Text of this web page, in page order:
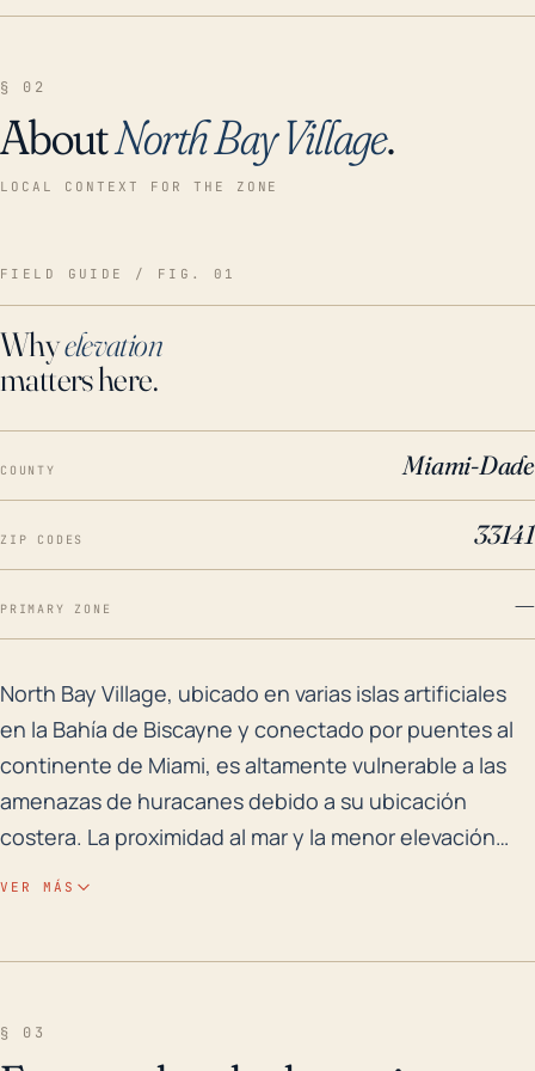
§ 02
AboutNorth Bay Village.
LOCAL CONTEXT FOR THE ZONE
FIELD GUIDE / FIG. 01
Whyelevation
matters here.
COUNTY Miami-Dade
ZIP CODES 33141
PRIMARY ZONE —
North Bay Village, ubicado en varias islas artificiales
North Bay Village, ubicado en varias islas artificiales
en la Bahía de Biscayne y conectado por puentes al
continente de Miami, es altamente vulnerable a las
amenazas de huracanes debido a su ubicación
costera. La proximidad al mar y la menor elevación
hacen que sea susceptible a severos riesgos de
VER MÁS
§ 03